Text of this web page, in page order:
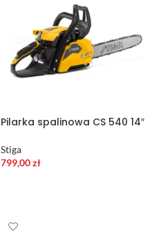
Pilarka spalinowa CS 540 14″
Stiga
799,00zł